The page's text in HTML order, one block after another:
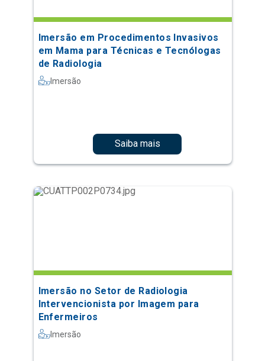
Imersão em Procedimentos Invasivos
em Mama para Técnicas e Tecnólogas
de Radiologia
Imersão
Saiba mais
Imersão no Setor de Radiologia
Intervencionista por Imagem para
Enfermeiros
Imersão